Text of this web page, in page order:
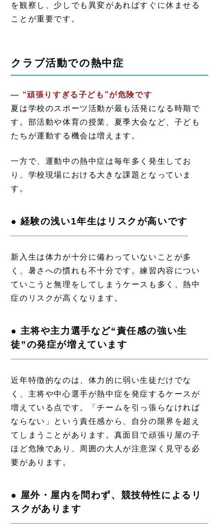
を観察し、少しでも異変があればすぐに休ませる
ことが重要です。
クラブ活動での熱中症
― “頑張りすぎる子ども”が危険です
夏は学校のスポーツ活動が最も活発になる時期で
す。部活動や体育の授業、夏季大会など、子ども
たちが運動する機会は増えます。
一方で、運動中の熱中症は毎年多く発生してお
り、学校現場における大きな課題となっていま
す。
● 経験の浅い1年生はリスクが高いです
新入生は体力が十分に備わっていないことが多
く、暑さへの慣れも不十分です。練習内容につい
ていこうと無理をしてしまうケースも多く、熱中
症のリスクが高くなります。
● 主将や主力選手など“責任感の強い生
徒”の発症が増えています
近年特徴的なのは、体力的に弱い生徒だけでな
く、主将や中心選手が熱中症を発症するケースが
増えている点です。「チームを引っ張らなければ
ならない」という責任感から、自分の限界を超え
てしまうことがあります。真面目で頑張り屋の子
ほど危険であり、周囲の大人が注意深く見守る必
要があります。
● 屋外・屋内を問わず、競技特性によるリ
スクがあります